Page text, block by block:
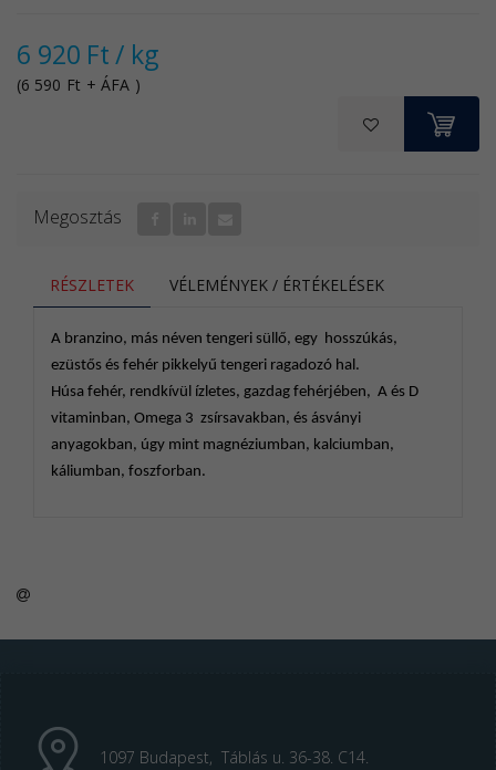
6 920 Ft/ kg
(6 590 Ft + ÁFA )
Megosztás
RÉSZLETEK VÉLEMÉNYEK / ÉRTÉKELÉSEK
A branzino, más néven tengeri süllő, egy hosszúkás,
ezüstős és fehér pikkelyű tengeri ragadozó hal.
Húsa fehér, rendkívül ízletes, gazdag fehérjében, A és D
vitaminban, Omega 3 zsírsavakban, és ásványi
anyagokban, úgy mint magnéziumban, kalciumban,
káliumban, foszforban.
1097 Budapest, Táblás u. 36-38. C14.
Önnek lehetősége van arra, hogy engedélyezze,
letiltsa, karbantartsa és/vagy tetszés szerint törölje
a sütiket. Amennyiben változtatni szeretne a
beállításon a láblécben található "Cookie
aboutcookies.org. Ön törölni tudja a számítógépén
az esetben azonban előfordulhat, hogy minden
alkalommal, amikor ellátogat egy adott oldalra,
manuálisan el kell végeznie egyes beállításokat, és
számolnia kell azzal is, hogy bizonyos
szolgáltatások és funkciók esetleg nem működnek.